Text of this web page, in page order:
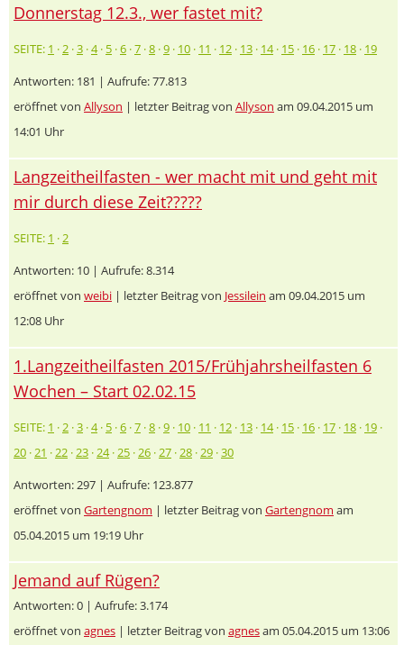
Donnerstag 12.3., wer fastet mit?
SEITE: 1 ·2 ·3 ·4· 5 ·6 ·7 ·8 ·9 · 10 · 11 · 12 · 13 · 14· 15 · 16 · 17 · 18 · 19
Antworten: 181 | Aufrufe: 77.813
eröffnet von Allyson | letzter Beitrag von Allyson am 09.04.2015 um
14:01 Uhr
Langzeitheilfasten - wer macht mit und geht mit
mir durch diese Zeit?????
SEITE: 1 ·2
Antworten: 10 | Aufrufe: 8.314
eröffnet von weibi | letzter Beitrag von Jessilein am 09.04.2015 um
12:08 Uhr
1.Langzeitheilfasten 2015/Frühjahrsheilfasten 6
Wochen – Start 02.02.15
SEITE: 1 ·2 ·3 ·4· 5 ·6 ·7 ·8 ·9 · 10 · 11 · 12 · 13 · 14· 15 · 16 · 17 · 18 · 19 ·
20 ·21 ·22 ·23 ·24·25 ·26 ·27 ·28 ·29 ·30
Antworten: 297 | Aufrufe: 123.877
eröffnet von Gartengnom | letzter Beitrag von Gartengnom am
05.04.2015 um 19:19 Uhr
Jemand auf Rügen?
Antworten: 0 | Aufrufe: 3.174
eröffnet von agnes | letzter Beitrag von agnesam 05.04.2015 um 13:06